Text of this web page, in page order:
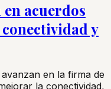
acuerdos
y
en la firma de
la conectividad,